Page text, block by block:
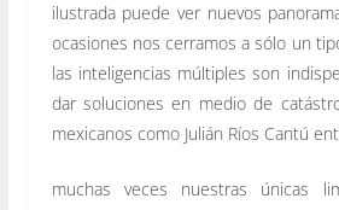
ilustrada puede ver nuevos
ocasiones nos cerramos a sólo un
las inteligencias múltiples son
dar soluciones en medio de
mexicanos como Julián Ríos Cantú
muchas veces nuestras únicas